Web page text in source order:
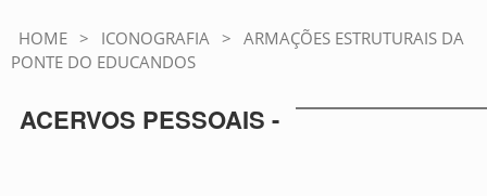
HOME > ICONOGRAFIA > ARMAÇÕES ESTRUTURAIS DA
PONTE DO EDUCANDOS
ACERVOS PESSOAIS -